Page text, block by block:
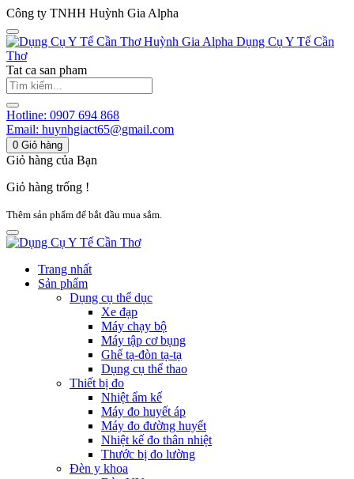
Công ty TNHH Huỳnh Gia Alpha
Huỳnh Gia Alpha Dụng Cụ Y Tế Cần
Thơ
Tat ca san pham
Hotline: 0907 694 868
Email: huynhgiact65@gmail.com
0 Giỏ hàng
Giỏ hàng của Bạn
Giỏ hàng trống !
Thêm sản phẩm để bắt đầu mua sắm.
Trang nhất
Sản phẩm
Dụng cụ thể dục
Xe đạp
Máy chạy bộ
Máy tập cơ bụng
Ghế tạ-đòn tạ-tạ
Dụng cụ thể thao
Thiết bị đo
Nhiệt ẩm kế
Máy đo huyết áp
Máy đo đường huyết
Nhiệt kế đo thân nhiệt
Thước bị đo lường
Đèn y khoa